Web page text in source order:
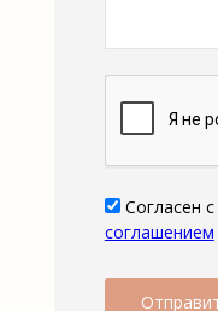
Согласен с
соглашением